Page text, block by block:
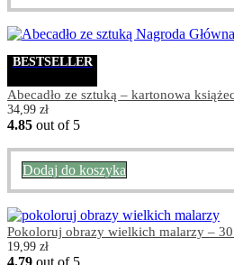
BESTSELLER
Abecadło ze sztuką – kartonowa
34,99 zł
4.85 out of 5
Dodaj do koszyka
Pokoloruj obrazy wielkich malarzy –
19,99 zł
4.79 out of 5